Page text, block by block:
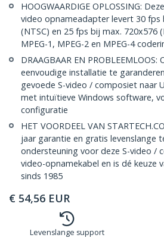
HOOGWAARDIGE OPLOSSING:
video opnameadapter levert 30 fps
(NTSC) en 25 fps bij max. 720x576
MPEG-1, MPEG-2 en MPEG-4
DRAAGBAAR EN PROBLEEMLOOS:
eenvoudige installatie te
gevoede S-video / composiet naar
met intuïtieve Windows software,
configuratie
HET VOORDEEL VAN
jaar garantie en gratis levenslange
ondersteuning voor deze S-video /
video-opnamekabel en is dé keuze
sinds 1985
€ 54,56 EUR
Levenslange support